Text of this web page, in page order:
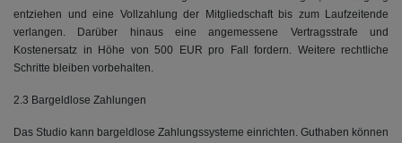
entziehen und eine Vollzahlung der Mitgliedschaft bis zum Laufzeitende
verlangen. Darüber hinaus eine angemessene Vertragsstrafe und
Kostenersatz in Höhe von 500 EUR pro Fall fordern. Weitere rechtliche
Schritte bleiben vorbehalten.
2.3 Bargeldlose Zahlungen
Das Studio kann bargeldlose Zahlungssysteme einrichten. Guthaben können